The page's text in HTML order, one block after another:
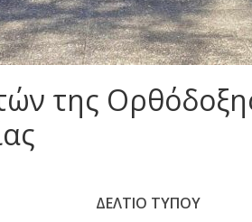
της
ΔΕΛΤΙΟ ΤΥΠΟΥ